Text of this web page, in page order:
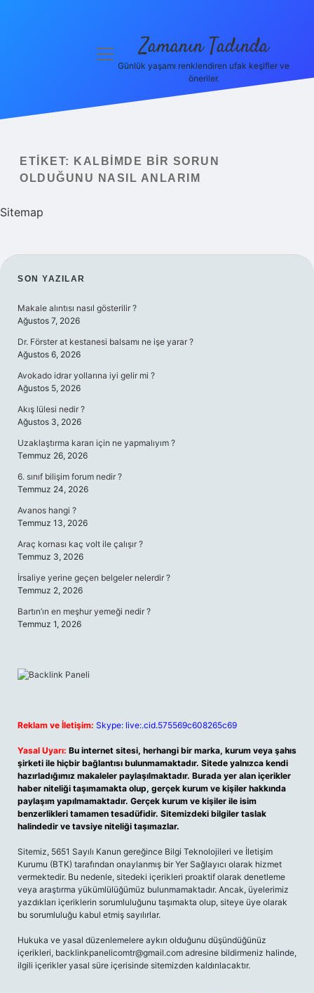
Yasal Uyarı
Hakkımızda
menüyüZamanın Tadında
Günlük yaşamı renklendiren ufak keşifler ve
öneriler.
ETIKET:
KALBIMDE BIR SORUN
OLDUĞUNU NASIL ANLARIM
Sitemap
SIDEBAR
SON YAZILAR
Makale alıntısı nasıl gösterilir ?
Ağustos 7, 2026
Dr. Förster at kestanesi balsamı ne işe yarar ?
Ağustos 6, 2026
Avokado idrar yollarına iyi gelir mi ?
Ağustos 5, 2026
Akış lülesi nedir ?
Ağustos 3, 2026
Uzaklaştırma kararı için ne yapmalıyım ?
Temmuz 26, 2026
6. sınıf bilişim forum nedir ?
Temmuz 24, 2026
Avanos hangi ?
Temmuz 13, 2026
Araç kornası kaç volt ile çalışır ?
Temmuz 3, 2026
İrsaliye yerine geçen belgeler nelerdir ?
Temmuz 2, 2026
Bartın’ın en meşhur yemeği nedir ?
Temmuz 1, 2026
Reklam ve İletişim: Skype: live:.cid.575569c608265c69
Yasal Uyarı: Bu internet sitesi, herhangi bir marka, kurum veya şahıs
şirketi ile hiçbir bağlantısı bulunmamaktadır. Sitede yalnızca kendi
hazırladığımız makaleler paylaşılmaktadır. Burada yer alan içerikler
haber niteliği taşımamakta olup, gerçek kurum ve kişiler hakkında
paylaşım yapılmamaktadır. Gerçek kurum ve kişiler ile isim
benzerlikleri tamamen tesadüfidir. Sitemizdeki bilgiler taslak
halindedir ve tavsiye niteliği taşımazlar.
Sitemiz, 5651 Sayılı Kanun gereğince Bilgi Teknolojileri ve İletişim
Kurumu (BTK) tarafından onaylanmış bir Yer Sağlayıcı olarak hizmet
vermektedir. Bu nedenle, sitedeki içerikleri proaktif olarak denetleme
veya araştırma yükümlülüğümüz bulunmamaktadır. Ancak, üyelerimiz
yazdıkları içeriklerin sorumluluğunu taşımakta olup, siteye üye olarak
bu sorumluluğu kabul etmiş sayılırlar.
Hukuka ve yasal düzenlemelere aykırı olduğunu düşündüğünüz
içerikleri, backlinkpanelicomtr@gmail.com adresine bildirmeniz halinde,
ilgili içerikler yasal süre içerisinde sitemizden kaldırılacaktır.